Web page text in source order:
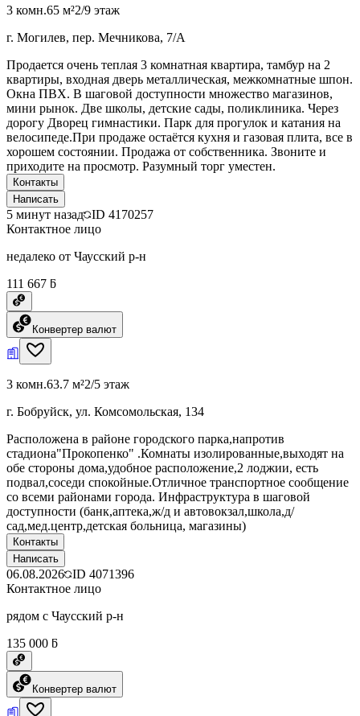
3 комн.65 м²2/9 этаж
г. Могилев, пер. Мечникова, 7/А
Продается очень теплая 3 комнатная квартира, тамбур на 2
квартиры, входная дверь металлическая, межкомнатные шпон.
Окна ПВХ. В шаговой доступности множество магазинов,
мини рынок. Две школы, детские сады, поликлиника. Через
дорогу Дворец гимнастики. Парк для прогулок и катания на
велосипеде.При продаже остаётся кухня и газовая плита, все в
хорошем состоянии. Продажа от собственника. Звоните и
приходите на просмотр. Разумный торг уместен.
Контакты
Написать
5 минут назад ID 4170257
Контактное лицо
недалеко от Чаусский р-н
111 667 ƃ
Конвертер валют
3 комн.63.7 м²2/5 этаж
г. Бобруйск, ул. Комсомольская, 134
Расположена в районе городского парка,напротив
стадиона"Прокопенко" .Комнаты изолированные,выходят на
обе стороны дома,удобное расположение,2 лоджии, есть
подвал,соседи спокойные.Отличное транспортное сообщение
со всеми районами города. Инфраструктура в шаговой
доступности (банк,аптека,ж/д и автовокзал,школа,д/
сад,мед.центр,детская больница, магазины)
Контакты
Написать
06.08.2026 ID 4071396
Контактное лицо
рядом с Чаусский р-н
135 000 ƃ
Конвертер валют